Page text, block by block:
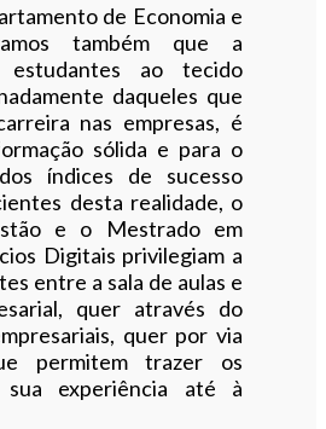
de Economia e
também que a
estudantes ao tecido
daqueles que
nas empresas, é
sólida e para o
índices de sucesso
desta realidade, o
e o Mestrado em
Digitais privilegiam a
entre a sala de aulas e
quer através do
quer por via
permitem trazer os
experiência até à